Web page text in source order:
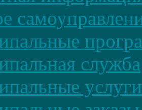
служба
услуги